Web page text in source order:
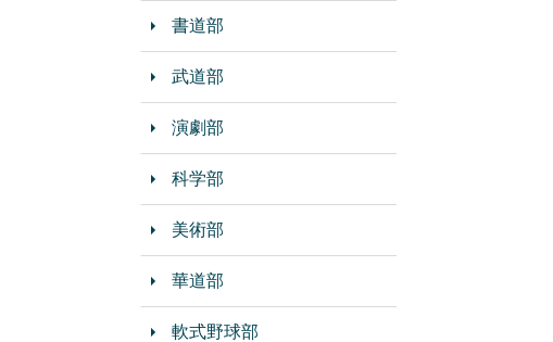
書道部
武道部
演劇部
科学部
美術部
華道部
軟式野球部